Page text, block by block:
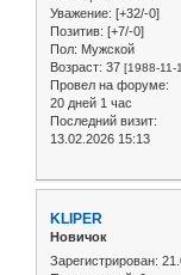
Уважение: [+32/-0]
Позитив: [+7/-0]
Пол: Мужской
Возраст: 37 [1988-11-
Провел на форуме:
20 дней 1 час
Последний визит:
13.02.2026 15:13
KLIPER
Новичок
Зарегистрирован: